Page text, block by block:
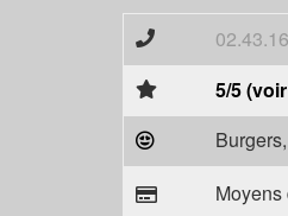
5/5
Moyens